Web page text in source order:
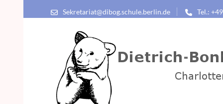
Sekretariat@dibog.schule.berlin.de Tel.: